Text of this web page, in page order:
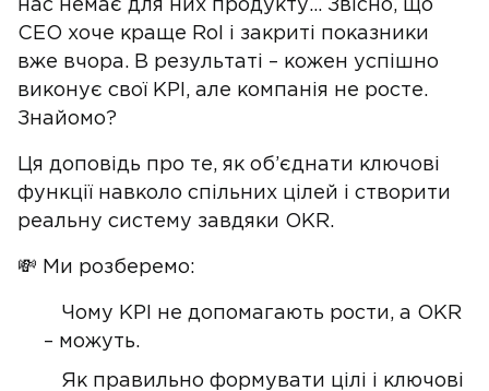
нас немає для них продукту… Звісно, що
CEO хоче краще RoI і закриті показники
вже вчора. В результаті – кожен успішно
виконує свої KPI, але компанія не росте.
Знайомо?
Ця доповідь про те, як об’єднати ключові
функції навколо спільних цілей і створити
реальну систему завдяки OKR.
💸 Ми розберемо:
Чому KPI не допомагають рости, а OKR
– можуть.
Як правильно формувати цілі і ключові